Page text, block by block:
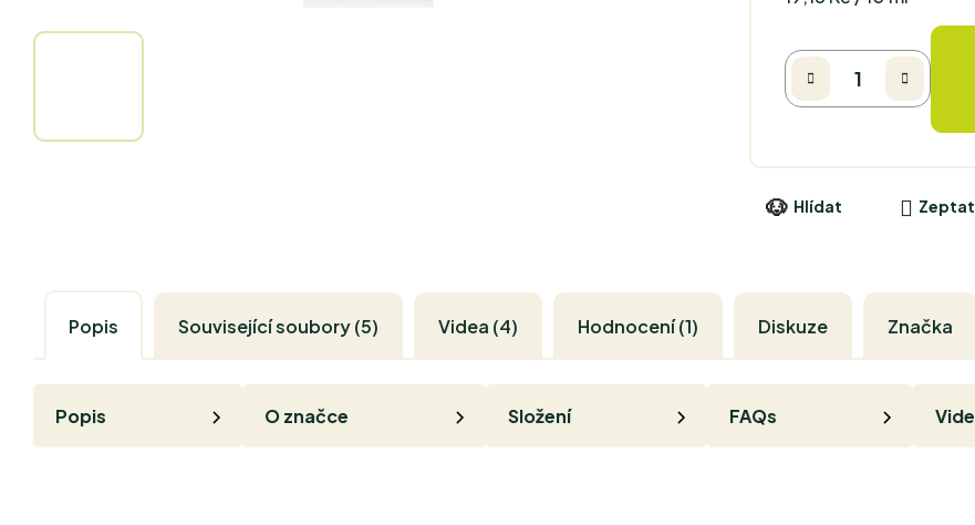
Zeptat
Hlídat
Popis Související soubory (5) Videa (4) Hodnocení (1) Diskuze Značka
Popis O značce Složení FAQs